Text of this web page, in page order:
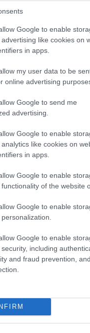
Google to enable
like cookies on
in apps.
my user data to be
online advertising
Google to send me
advertising.
Google to enable
like cookies on
in apps.
Google to enable
of the website
Google to enable
Google to enable
including
and fraud prevention,
βίντεο
στην Ψάθα –
για το
ελικόπτερο Marine
αεροσκάφος